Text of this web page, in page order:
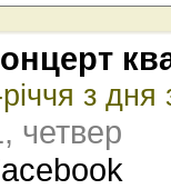
з дня
четвер